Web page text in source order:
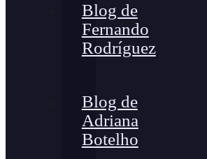
Blog de
Fernando
Rodríguez
Blog de
Adriana
Botelho